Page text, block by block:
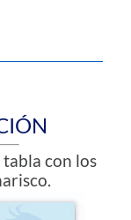
con los